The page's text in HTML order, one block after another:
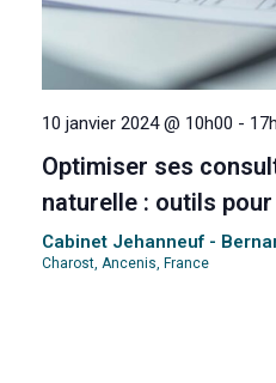
10 janvier 2024 @ 10h00 -
Optimiser ses
naturelle : outils
Cabinet Jehanneuf -
Charost, Ancenis, France